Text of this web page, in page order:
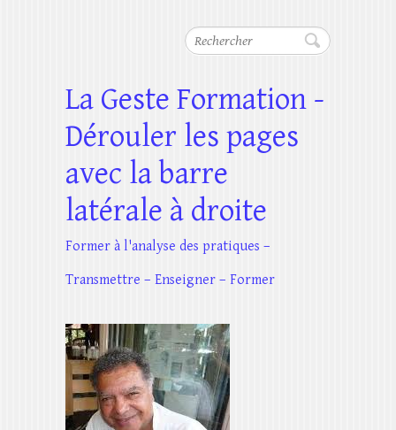
Rechercher
La Geste Formation -
Dérouler les pages
avec la barre
latérale à droite
Former à l'analyse des pratiques –
Transmettre – Enseigner – Former